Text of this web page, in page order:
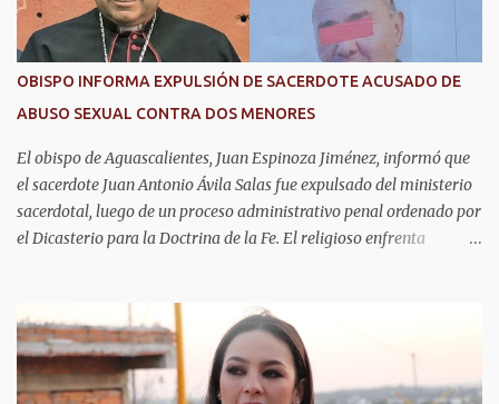
septiembre y octubre. El trámite se realiza de manera presencial
en las oficinas de la Agencia de Movilidad del Estado de
Aguascalientes (Amovea), ubicadas en el Complejo Tres Centurias,
realizar el trámite por primera vez se debe presentar acta de
nacimiento, CURP, identificación oficial...
OBISPO INFORMA EXPULSIÓN DE SACERDOTE ACUSADO DE
ABUSO SEXUAL CONTRA DOS MENORES
El obispo de Aguascalientes, Juan Espinoza Jiménez, informó que
el sacerdote Juan Antonio Ávila Salas fue expulsado del ministerio
sacerdotal, luego de un proceso administrativo penal ordenado por
el Dicasterio para la Doctrina de la Fe. El religioso enfrenta
al presbiterio, el obispo explicó que el procedimiento se llevó a
cabo conforme a las normas de la Iglesia y que todas sus fases
fueron validadas por el Dicasterio para la Doctrina de la Fe. Como
resultado, Ávila Salas dejó de pertenecer al presbiterio de la